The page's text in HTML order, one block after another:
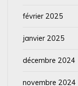
février 2025
janvier 2025
décembre 2024
novembre 2024